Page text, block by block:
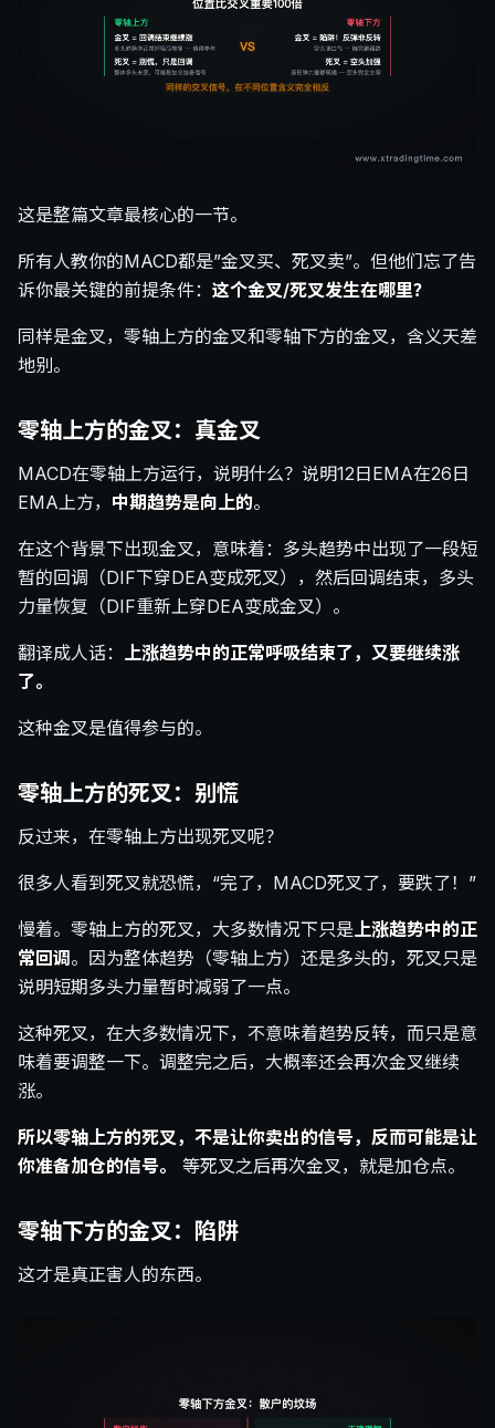
这是整篇文章最核心的一节。
所有人教你的MACD都是”金叉买、死叉卖”。但他们忘了告
诉你最关键的前提条件： 这个金叉/死叉发生在哪里？
同样是金叉，零轴上方的金叉和零轴下方的金叉，含义天差
地别。
零轴上方的金叉：真金叉
MACD在零轴上方运行，说明什么？说明12日EMA在26日
EMA上方， 中期趋势是向上的。
在这个背景下出现金叉，意味着：多头趋势中出现了一段短
暂的回调（DIF下穿DEA变成死叉），然后回调结束，多头
力量恢复（DIF重新上穿DEA变成金叉）。
翻译成人话： 上涨趋势中的正常呼吸结束了，又要继续涨
了。
这种金叉是值得参与的。
零轴上方的死叉：别慌
反过来，在零轴上方出现死叉呢？
很多人看到死叉就恐慌，“完了，MACD死叉了，要跌了！”
慢着。零轴上方的死叉，大多数情况下只是上涨趋势中的正
常回调 。因为整体趋势（零轴上方）还是多头的，死叉只是
说明短期多头力量暂时减弱了一点。
这种死叉，在大多数情况下，不意味着趋势反转，而只是意
味着要调整一下。调整完之后，大概率还会再次金叉继续
涨。
所以零轴上方的死叉，不是让你卖出的信号，反而可能是让
你准备加仓的信号。
等死叉之后再次金叉，就是加仓点。
零轴下方的金叉：陷阱
这才是真正害人的东西。